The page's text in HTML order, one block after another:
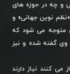
و چه در حوزه های
نوین جهانی» و
متوجه می شود که
وی گفته شده و نیز
کنند نیاز دارند